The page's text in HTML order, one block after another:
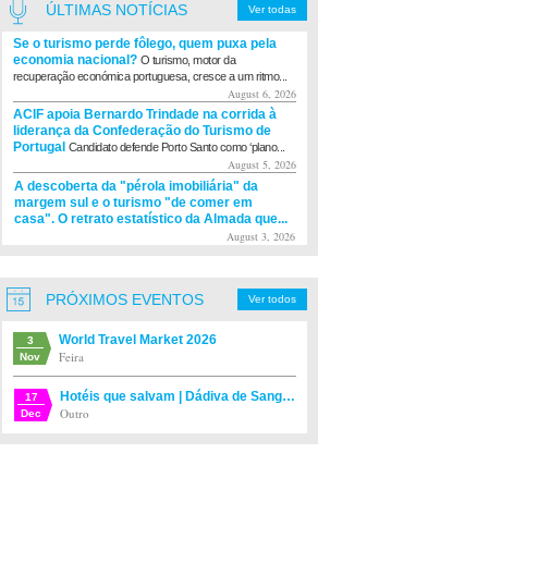
Ver todas
ÚLTIMAS NOTÍCIAS
Se o turismo perde fôlego, quem puxa pela
economia nacional? O turismo, motor da
recuperação económica portuguesa, cresce a um ritmo...
August 6, 2026
ACIF apoia Bernardo Trindade na corrida à
liderança da Confederação do Turismo de
Portugal Candidato defende Porto Santo como ‘plano...
August 5, 2026
A descoberta da "pérola imobiliária" da
margem sul e o turismo "de comer em
casa". O retrato estatístico da Almada que...
August 3, 2026
Ver todos
PRÓXIMOS EVENTOS
3
Nov
World Travel Market 2026
Feira
17
Dec
Hotéis que salvam | Dádiva de Sangue
Outro